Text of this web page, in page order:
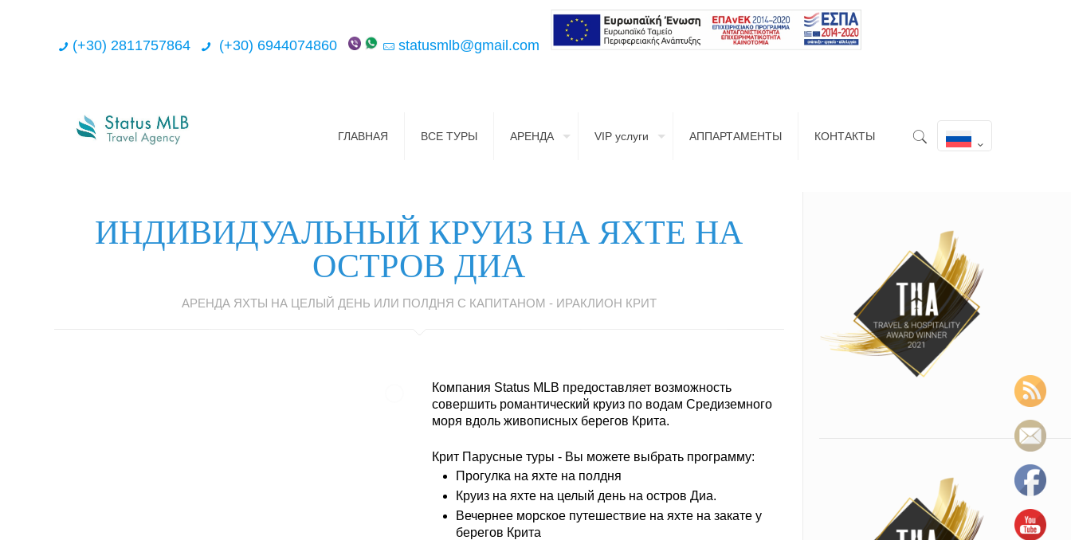
(+30) 2811757864 (+30) 6944074860 statusmlb@gmail.com
ГЛАВНАЯ ВСЕ ТУРЫ АРЕНДА VIP услуги АППАРТАМЕНТЫ КОНТАКТЫ
ИНДИВИДУАЛЬНЫЙ КРУИЗ НА ЯХТЕ НА
ОСТРОВ ДИА
АРЕНДА ЯХТЫ НА ЦЕЛЫЙ ДЕНЬ ИЛИ ПОЛДНЯ С КАПИТАНОМ - ИРАКЛИОН КРИТ
Компания Status MLB предоставляет возможность
совершить романтический круиз по водам Средиземного
моря вдоль живописных берегов Крита.
Крит Парусные туры - Вы можете выбрать программу:
Прогулка на яхте на полдня
Круиз на яхте на целый день на остров Диа.
Вечернее морское путешествие на яхте на закате у
берегов Крита